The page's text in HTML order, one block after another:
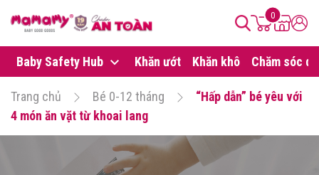
0
Baby Safety Hub Khăn ướt Khăn khô Chăm sóc da
Trang chủ Bé 0-12 tháng
“Hấp dẫn” bé yêu với
4 món ăn vặt từ khoai lang